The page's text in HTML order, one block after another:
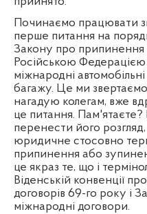
Починаємо працювати
перше питання на
Закону про припинення
Російською Федерацією
міжнародні
багажу. Це ми
нагадую колегам, вже
це питання.
перенести його
юридичне стосовно
припинення або
це якраз те, що і
Віденській конвенції
договорів 69-го року і
міжнародні договори.